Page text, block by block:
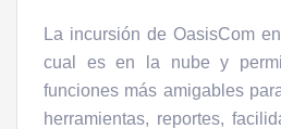
La incursión de OasisCom
cual es en la nube y
funciones más amigables
herramientas, reportes,